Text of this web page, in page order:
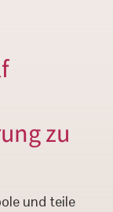
zu
und teile